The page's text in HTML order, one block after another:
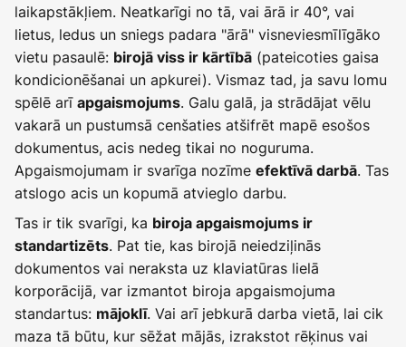
laikapstākļiem. Neatkarīgi no tā, vai ārā ir 40°, vai
lietus, ledus un sniegs padara "ārā" visneviesmīlīgāko
vietu pasaulē: birojā viss ir kārtībā (pateicoties gaisa
kondicionēšanai un apkurei). Vismaz tad, ja savu lomu
spēlē arī apgaismojums. Galu galā, ja strādājat vēlu
vakarā un pustumsā cenšaties atšifrēt mapē esošos
dokumentus, acis nedeg tikai no noguruma.
Apgaismojumam ir svarīga nozīme efektīvā darbā. Tas
atslogo acis un kopumā atvieglo darbu.
Tas ir tik svarīgi, ka biroja apgaismojums ir
standartizēts. Pat tie, kas birojā neiedziļinās
dokumentos vai neraksta uz klaviatūras lielā
korporācijā, var izmantot biroja apgaismojuma
standartus: mājoklī. Vai arī jebkurā darba vietā, lai cik
maza tā būtu, kur sēžat mājās, izrakstot rēķinus vai